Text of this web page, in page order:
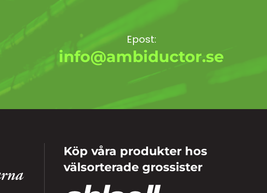
Epost:
info@ambiductor.se
Köp våra produkter hos
välsorterade grossister